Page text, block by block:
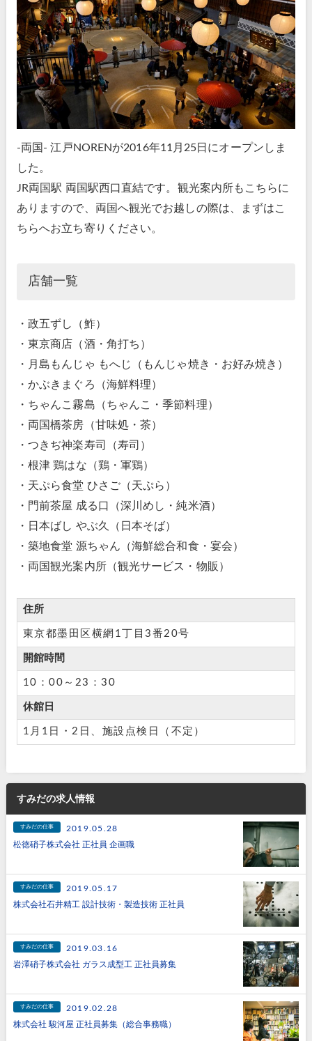
-両国- 江戸NORENが2016年11月25日にオープンしま
した。
JR両国駅 両国駅西口直結です。観光案内所もこちらに
ありますので、両国へ観光でお越しの際は、まずはこ
ちらへお立ち寄りください。
店舗一覧
・政五ずし（鮓）
・東京商店（酒・角打ち）
・月島もんじゃ もへじ（もんじゃ焼き・お好み焼き）
・かぶきまぐろ（海鮮料理）
・ちゃんこ霧島（ちゃんこ・季節料理）
・両国橋茶房（甘味処・茶）
・つきぢ神楽寿司（寿司）
・根津 鶏はな（鶏・軍鶏）
・天ぷら食堂 ひさご（天ぷら）
・門前茶屋 成る口（深川めし・純米酒）
・日本ばし やぶ久（日本そば）
・築地食堂 源ちゃん（海鮮総合和食・宴会）
・両国観光案内所（観光サービス・物販）
住所
東京都墨田区横網1丁目3番20号
開館時間
10：00～23：30
休館日
1月1日・2日、施設点検日（不定）
すみだの求人情報
すみだの仕事
2019.05.28
松徳硝子株式会社 正社員 企画職
すみだの仕事
2019.05.17
株式会社石井精工 設計技術・製造技術 正社員
すみだの仕事
2019.03.16
岩澤硝子株式会社 ガラス成型工 正社員募集
すみだの仕事
2019.02.28
株式会社 駿河屋 正社員募集（総合事務職）